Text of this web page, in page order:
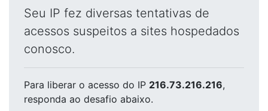
Seu IP fez diversas tentativas de
acessos suspeitos a sites hospedados
conosco.
Para liberar o acesso do IP 216.73.216.216,
responda ao desafio abaixo.